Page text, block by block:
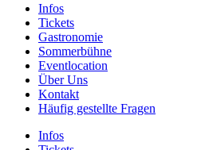
Infos
Tickets
Gastronomie
Sommerbühne
Eventlocation
Über Uns
Kontakt
Häufig gestellte Fragen
Infos